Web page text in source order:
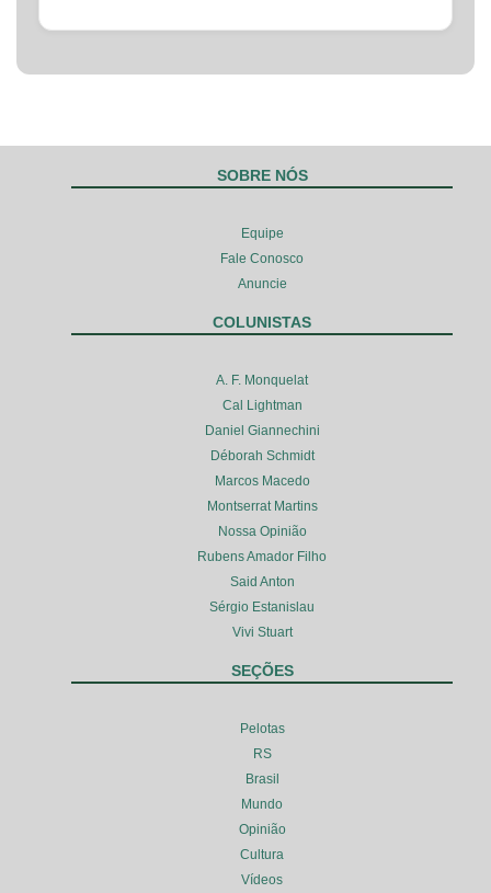
SOBRE NÓS
Equipe
Fale Conosco
Anuncie
COLUNISTAS
A. F. Monquelat
Cal Lightman
Daniel Giannechini
Déborah Schmidt
Marcos Macedo
Montserrat Martins
Nossa Opinião
Rubens Amador Filho
Said Anton
Sérgio Estanislau
Vivi Stuart
SEÇÕES
Pelotas
RS
Brasil
Mundo
Opinião
Cultura
Vídeos